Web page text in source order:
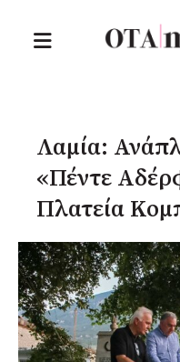
Λαμία:
«Πέντε
Πλατεία